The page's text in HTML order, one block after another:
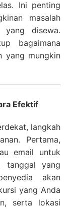
Ini penting
masalah
disewa.
bagaimana
yang mungkin
Efektif
langkah
Pertama,
email untuk
tanggal yang
akan
yang Anda
serta lokasi